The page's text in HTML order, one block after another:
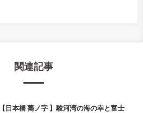
関連記事
【日本橋 蕎ノ字 】駿河湾の海の幸と富士